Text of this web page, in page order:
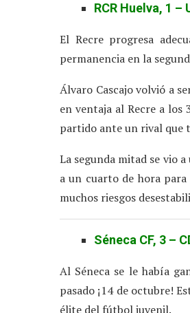
RCR Huelva, 1 –
El Recre progresa
permanencia en la
Álvaro Cascajo volvió a
en ventaja al Recre a
partido ante un rival que
La segunda mitad se vio
a un cuarto de hora
muchos riesgos
Séneca CF, 3 –
Al Séneca se le había
pasado ¡14 de octubre!
élite del fútbol juvenil.